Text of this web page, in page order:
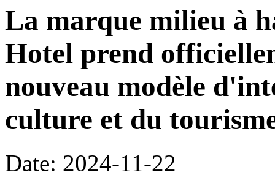
La marque milieu à
Hotel prend
nouveau modèle
culture et du
Date: 2024-11-22